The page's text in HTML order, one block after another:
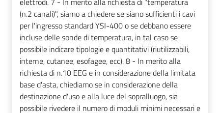
(n.2 canali)", siamo a chiedere se siano sufficienti i cavi
per l'ingresso standard YSI-400 o se debbano essere
incluse delle sonde di temperatura, in tal caso se
possibile indicare tipologie e quantitativi (riutilizzabili,
interne, cutanee, esofagee, ecc). 8 - In merito alla
richiesta di n.10 EEG e in considerazione della limitata
base d'asta, chiediamo se in considerazione della
destinazione d'uso e alla luce del sopralluogo, sia
possibile rivedere il numero di moduli minimi necessari e